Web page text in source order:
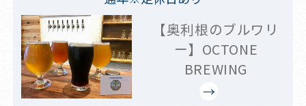
【奥利根のブルワリ
ー】OCTONE
BREWING